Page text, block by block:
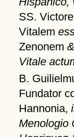
SS.
Vitalem
Zenonem &
Vitale
B.
Fundator
Hannonia,
Menologio